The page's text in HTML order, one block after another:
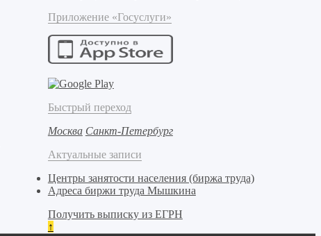
Приложение «Госуслуги»
Быстрый переход
Москва Санкт-Петербург
Актуальные записи
Центры занятости населения (биржа труда)
Адреса биржи труда Мышкина
Получить выписку из ЕГРН
↑